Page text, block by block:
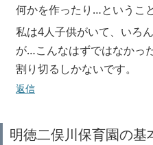
何かを作ったり…というこ
私は4人子供がいて、いろ
が…こんなはずではなかった
割り切るしかないです。
返信
明徳二俣川保育園の基